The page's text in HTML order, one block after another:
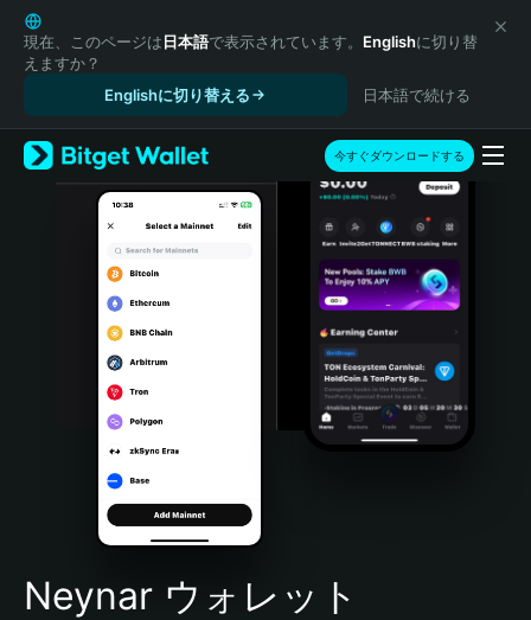
English
日本語
Tiếng Việt
Español (Latinoamérica)
Türkçe
Italiano
Português (Portugal)
Bahasa Indonesia
Português (Brasil)
Español (Argentina)
現在、このページは日本語で表示されています。 Englishに切り替
えますか？
Englishに切り替える
日本語で続ける
今すぐダウンロードする
Neynar ウォレット